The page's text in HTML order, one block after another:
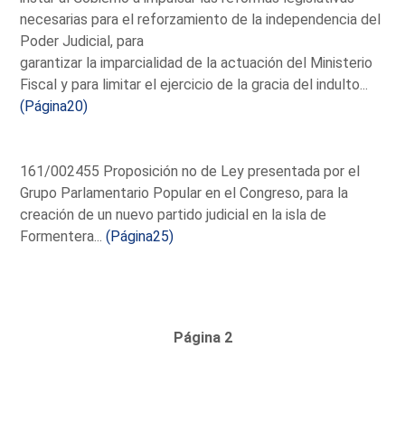
necesarias para el reforzamiento de la independencia del
Poder Judicial, para
garantizar la imparcialidad de la actuación del Ministerio
Fiscal y para limitar el ejercicio de la gracia del indulto...
(Página20)
161/002455 Proposición no de Ley presentada por el
Grupo Parlamentario Popular en el Congreso, para la
creación de un nuevo partido judicial en la isla de
Formentera...(Página25)
Página 2